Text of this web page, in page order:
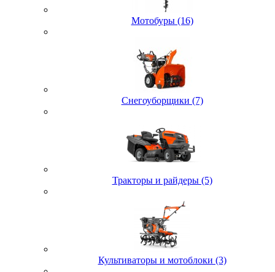
Мотобуры (16)
Снегоуборщики (7)
Тракторы и райдеры (5)
Культиваторы и мотоблоки (3)